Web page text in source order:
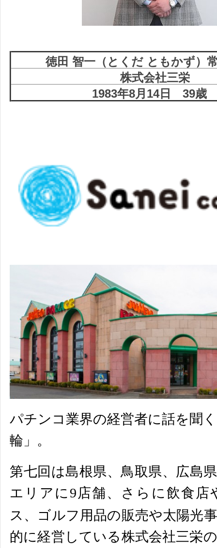
徳田 智一（とくだ ともかず）
株式会社三栄
1983年8月14日 39
パチンコ業界の経営者に話を聞
輪」。
第七回は島根県、鳥取県、広島
エリアに 9 店舗、 さらに飲食店
ス、 ゴルフ用品の販売や太陽光
的に経営している株式会社三栄